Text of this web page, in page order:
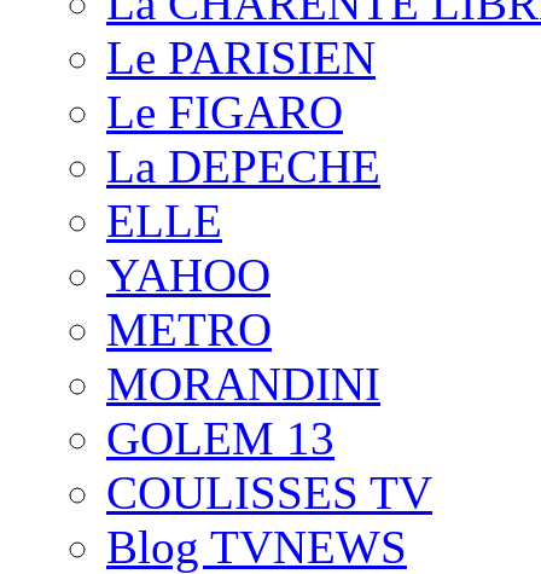
Le PARISIEN
Le FIGARO
La DEPECHE
ELLE
YAHOO
METRO
MORANDINI
GOLEM 13
COULISSES TV
Blog TVNEWS